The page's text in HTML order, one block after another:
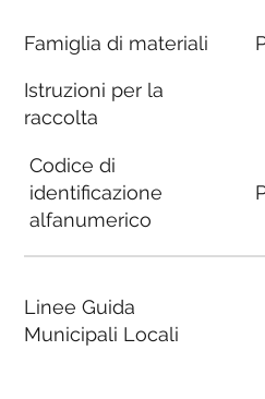
Famiglia di materiali
Istruzioni per la
raccolta
Codice di
identificazione
alfanumerico
Linee Guida
Municipali Locali